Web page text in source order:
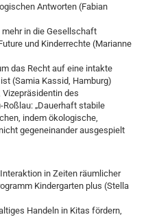
Antworten (Fabian
in die Gesellschaft
und Kinderrechte (Marianne
das Recht auf eine intakte
(Samia Kassid, Hamburg)
des
„Dauerhaft stabile
indem ökologische,
gegeneinander ausgespielt
in Zeiten räumlicher
Kindergarten plus (Stella
Handeln in Kitas fördern,